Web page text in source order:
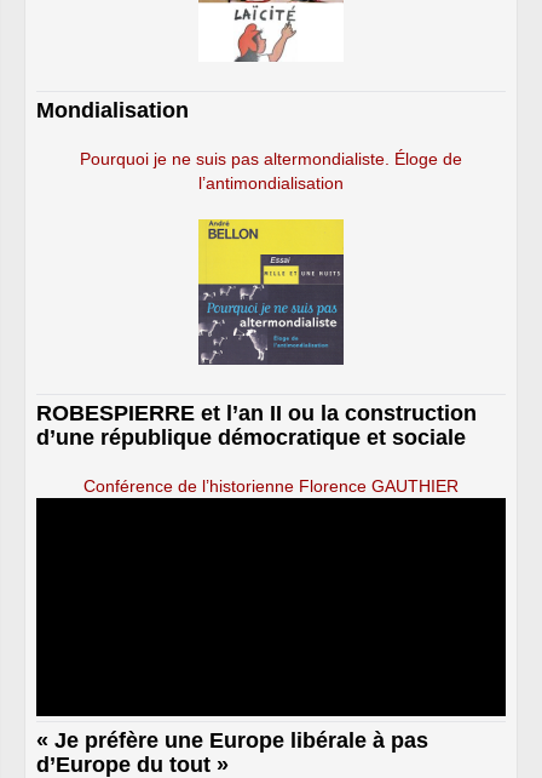
Mondialisation
Pourquoi je ne suis pas altermondialiste. Éloge de
l’antimondialisation
ROBESPIERRE et l’an II ou la construction
d’une république démocratique et sociale
Conférence de l’historienne Florence GAUTHIER
« Je préfère une Europe libérale à pas
d’Europe du tout »